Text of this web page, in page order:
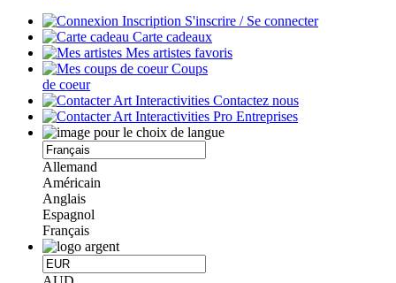
S'inscrire / Se connecter
Carte cadeaux
Mes artistes favoris
Coups
de coeur
Contactez nous
Entreprises
Allemand
Américain
Anglais
Espagnol
Français